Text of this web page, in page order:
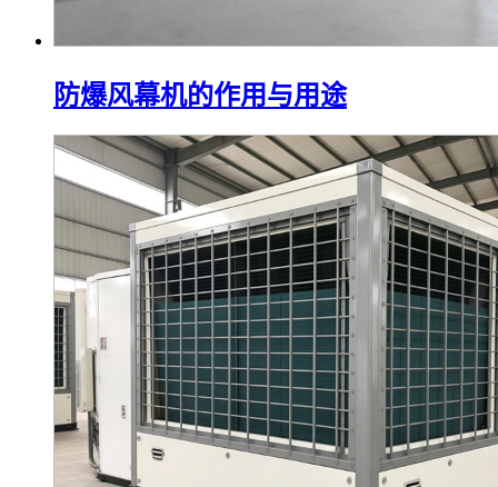
防爆风幕机的作用与用途